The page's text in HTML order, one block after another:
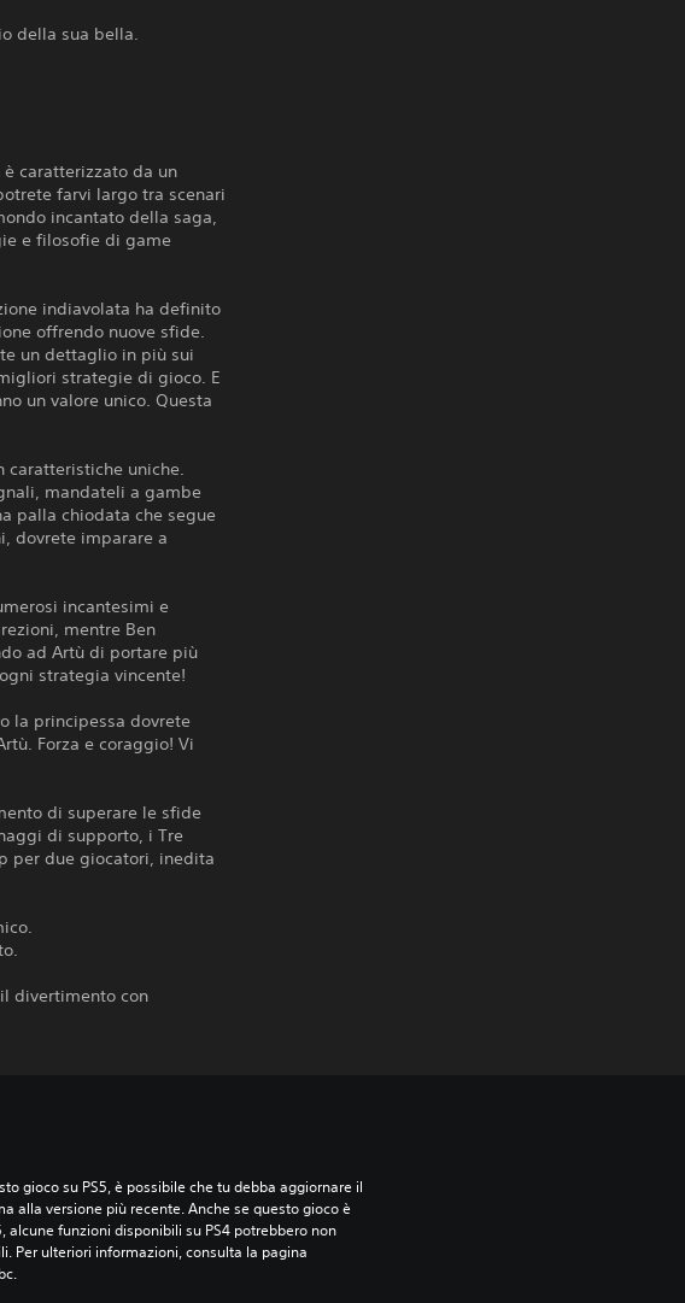
della sua bella.
caratterizzato da un
farvi largo tra scenari
incantato della saga,
e filosofie di game
indiavolata ha definito
offrendo nuove sfide.
un dettaglio in più sui
strategie di gioco. E
un valore unico. Questa
caratteristiche uniche.
mandateli a gambe
palla chiodata che segue
dovrete imparare a
incantesimi e
mentre Ben
ad Artù di portare più
strategia vincente!
la principessa dovrete
Forza e coraggio! Vi
di superare le sfide
di supporto, i Tre
per due giocatori, inedita
divertimento con
gioco su PS5, è possibile che tu debba aggiornare il
alla versione più recente. Anche se questo gioco è
alcune funzioni disponibili su PS4 potrebbero non
Per ulteriori informazioni, consulta la pagina